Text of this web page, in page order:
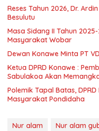
Reses Tahun 2026, Dr.
Besulutu
Masa Sidang II Tahun
Masyarakat Wobar
Dewan Konawe Minta PT
Ketua DPRD Konawe :
Sabulakoa Akan
Polemik Tapal Batas,
Masyarakat Pondidaha
Nur alam
Nur alam